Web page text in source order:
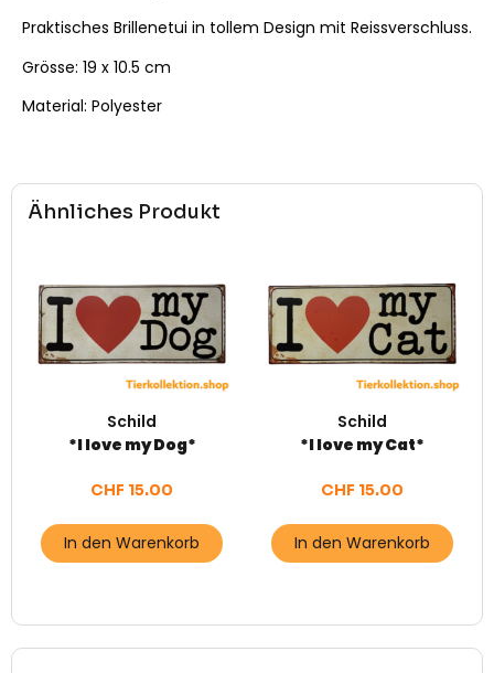
Ähnliches Produkt
Schild
*I love my Dog*
CHF 15.00
In den Warenkorb
Schild
*I love my Cat*
CHF 15.00
In den Warenkorb
Praktisches Brillenetui in tollem Design mit Reissverschluss.
Grösse: 19 x 10.5 cm
Material: Polyester